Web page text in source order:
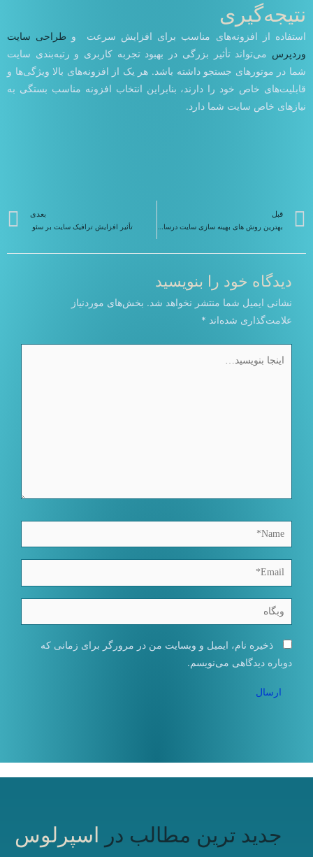
نتیجه‌گیری
استفاده از افزونه‌های مناسب برای افزایش سرعت و طراحی سایت
وردپرس می‌تواند تأثیر بزرگی در بهبود تجربه کاربری و رتبه‌بندی سایت
شما در موتورهای جستجو داشته باشد. هر یک از افزونه‌های بالا ویژگی‌ها و
قابلیت‌های خاص خود را دارند، بنابراین انتخاب افزونه مناسب بستگی به
نیازهای خاص سایت شما دارد.
قبلی
قبل
بهترین روش های بهینه سازی سایت درسال2024
بعدی
تأثیر افزایش ترافیک سایت بر سئو
دیدگاه‌ خود را بنویسید
نشانی ایمیل شما منتشر نخواهد شد. بخش‌های موردنیاز
علامت‌گذاری شده‌اند *
بنویسید…
Name*
Email*
وبگاه
ذخیره نام، ایمیل و وبسایت من در مرورگر برای زمانی که
دوباره دیدگاهی می‌نویسم.
جدید ترین مطالب در
اسپرلوس